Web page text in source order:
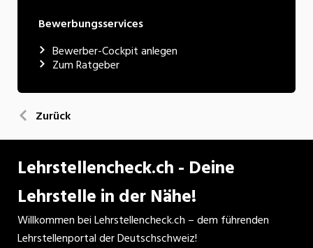
Bewerbungsservices
Bewerber-Cockpit anlegen
Zum Ratgeber
Zurück
Lehrstellencheck.ch - Deine
Lehrstelle in der Nähe!
Willkommen bei Lehrstellencheck.ch – dem führenden
Lehrstellenportal der Deutschschweiz!